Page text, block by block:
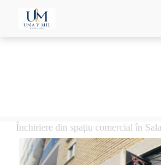
Închiriere din spațiu comercial în